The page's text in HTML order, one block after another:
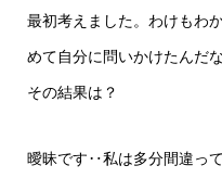
最初考えました。わけもわ
めて自分に問いかけたんだな
その結果は？
曖昧です‥私は多分間違って